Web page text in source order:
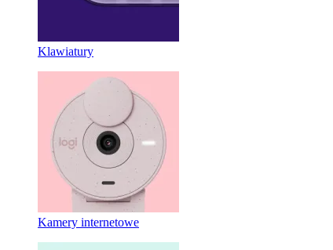
Klawiatury
Kamery internetowe